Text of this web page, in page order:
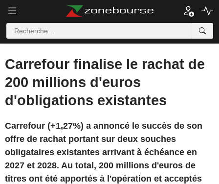
Carrefour finalise le rachat de
200 millions d'euros
d'obligations existantes
Carrefour (+1,27%) a annoncé le succès de son
offre de rachat portant sur deux souches
obligataires existantes arrivant à échéance en
2027 et 2028. Au total, 200 millions d'euros de
titres ont été apportés à l'opération et acceptés